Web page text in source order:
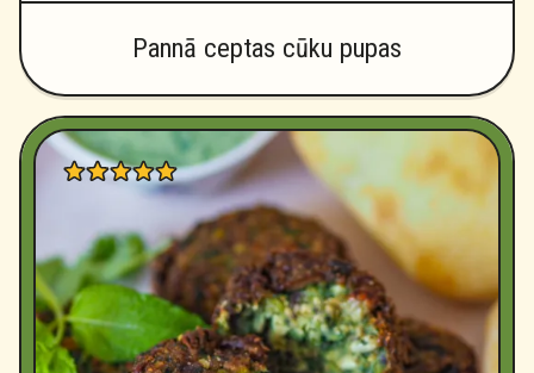
Pannā ceptas cūku pupas